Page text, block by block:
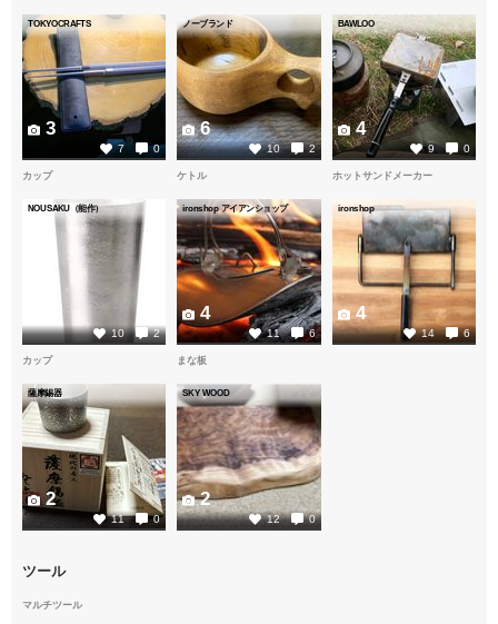
TOKYOCRAFTS
7 0
3
ノーブランド
10 2
6
BAWLOO
9 0
4
カップ
NOUSAKU（能作）
10 2
ケトル
ironshop アイアンショップ
11 6
4
ホットサンドメーカー
ironshop
14 6
4
カップ
薩摩錫器
11 0
2
まな板
SKY WOOD
12 0
2
ツール
マルチツール